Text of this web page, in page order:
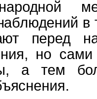
народной
в
перед
но
а тем